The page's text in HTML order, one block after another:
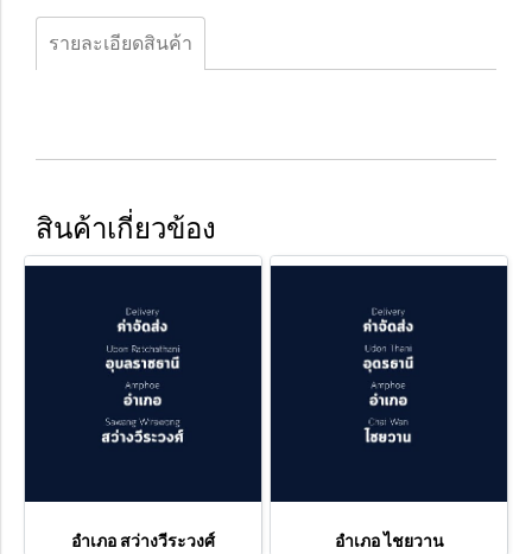
รายละเอียดสินค้า
สินค้าเกี่ยวข้อง
อำเภอ สว่างวีระวงศ์ อำเภอ ไชยวาน